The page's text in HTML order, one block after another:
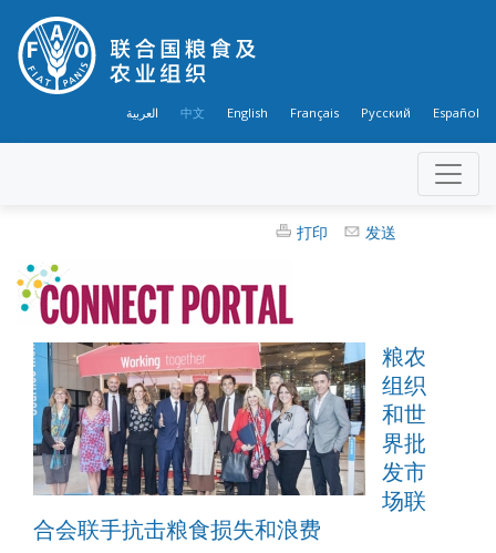
العربية 中文 English Français Русский Español
打印 发送
粮农
组织
和世
界批
发市
场联
合会联手抗击粮食损失和浪费